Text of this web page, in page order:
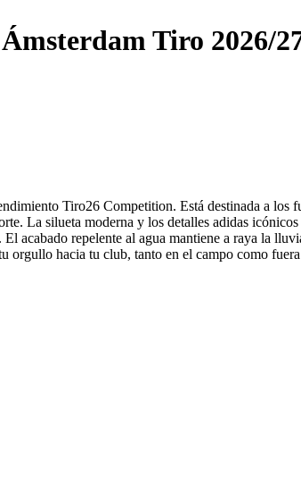
Tiro 2026/
Tiro26 Competition. Está destinada a los
La silueta moderna y los detalles adidas
acabado repelente al agua mantiene a raya la
orgullo hacia tu club, tanto en el campo como